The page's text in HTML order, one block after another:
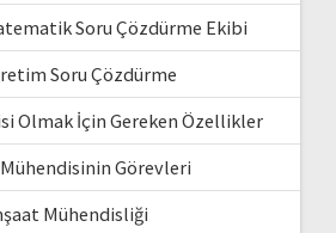
Soru Çözdürme Ekibi
Soru Çözdürme
Olmak İçin Gereken Özellikler
Görevleri
Mühendisliği